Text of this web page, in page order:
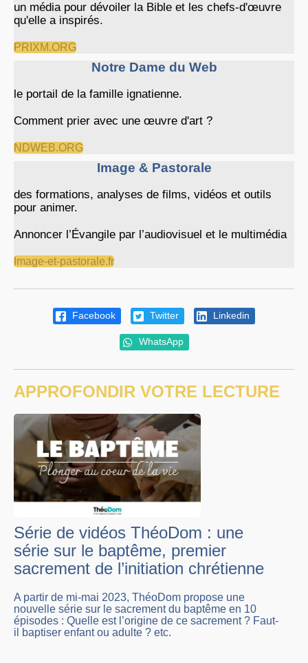
un média pour dévoiler la Bible et les chefs-d'œuvre
qu'elle a inspirés.
PRIXM.ORG
Notre Dame du Web
le portail de la famille ignatienne.
Comment prier avec une œuvre d'art ?
NDWEB.ORG
Image & Pastorale
des formations, analyses de films, vidéos et outils
pour animer.
Annoncer l’Évangile par l’audiovisuel et le multimédia
Image-et-pastorale.fr
Facebook Twitter Linkedin
WhatsApp
APPROFONDIR VOTRE LECTURE
Série de vidéos ThéoDom : une
série sur le baptême, premier
sacrement de l’initiation chrétienne
A partir de mi-mai 2023, ThéoDom propose une
nouvelle série sur le sacrement du baptême en 10
épisodes : Quelle est l’origine de ce sacrement ? Faut-
il baptiser enfant ou adulte ? etc.